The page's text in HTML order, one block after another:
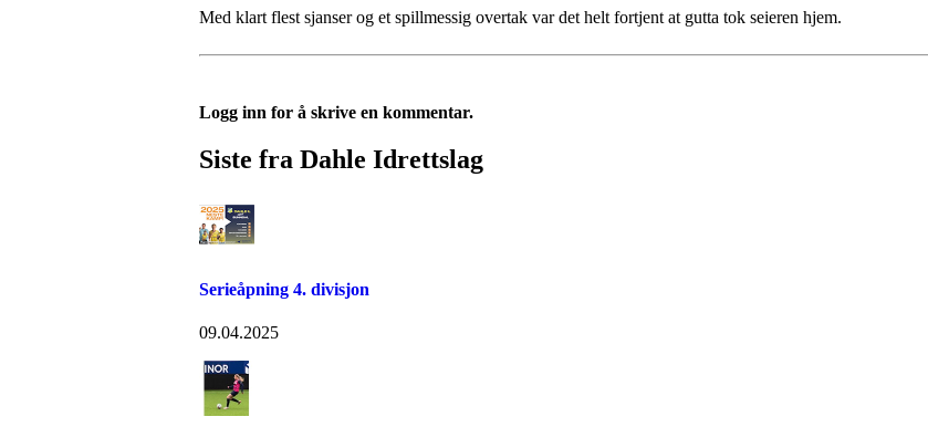
Med klart flest sjanser og et spillmessig overtak var det helt fortjent at gutta tok seieren hjem.
Logg inn for å skrive en kommentar.
Siste fra Dahle Idrettslag
Serieåpning 4. divisjon
09.04.2025